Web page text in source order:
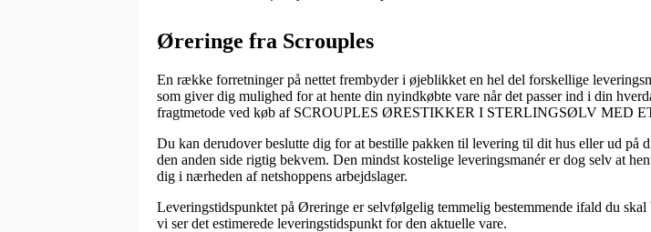
Øreringe fra Scrouples
En række forretninger på nettet frembyder i øjeblikket en hel del forskellige
som giver dig mulighed for at hente din nyindkøbte vare når det passer ind i din
fragtmetode ved køb af SCROUPLES ØRESTIKKER I STERLINGSØLV MED
Du kan derudover beslutte dig for at bestille pakken til levering til dit hus eller ud på
den anden side rigtig bekvem. Den mindst kostelige leveringsmanér er dog selv at
dig i nærheden af netshoppens arbejdslager.
Leveringstidspunktet på Øreringe er selvfølgelig temmelig bestemmende ifald du
vi ser det estimerede leveringstidspunkt for den aktuelle vare.